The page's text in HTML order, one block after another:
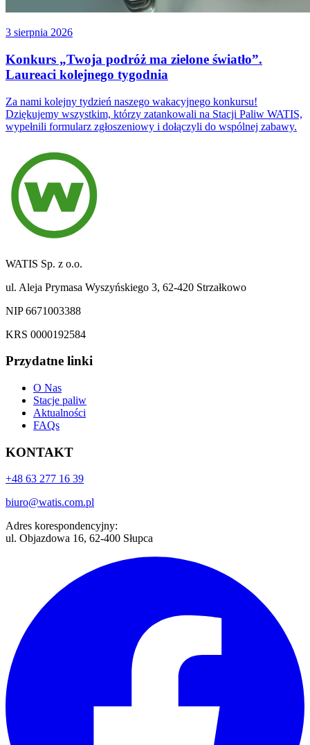
3 sierpnia 2026
Konkurs „Twoja podróż ma zielone światło”.
Laureaci kolejnego tygodnia
Za nami kolejny tydzień naszego wakacyjnego konkursu!
Dziękujemy wszystkim, którzy zatankowali na Stacji Paliw WATIS,
wypełnili formularz zgłoszeniowy i dołączyli do wspólnej zabawy.
WATIS Sp. z o.o.
ul. Aleja Prymasa Wyszyńskiego 3, 62-420 Strzałkowo
NIP 6671003388
KRS 0000192584
Przydatne linki
O Nas
Stacje paliw
Aktualności
FAQs
KONTAKT
+48 63 277 16 39
biuro@watis.com.pl
Adres korespondencyjny:
ul. Objazdowa 16, 62-400 Słupca